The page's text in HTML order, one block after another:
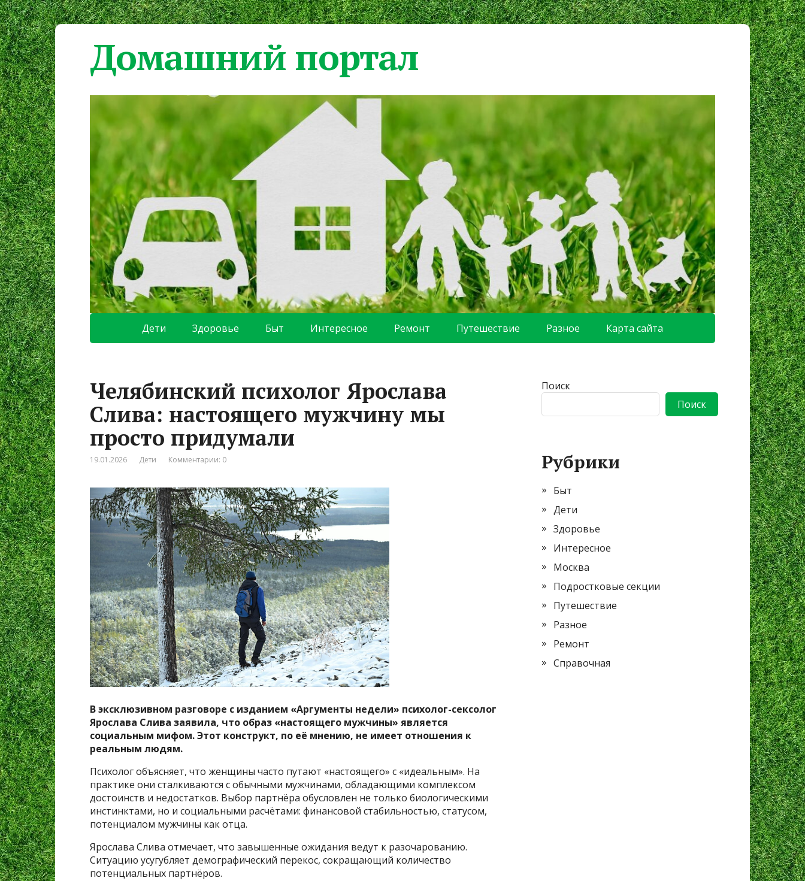
Домашний портал
Дети Здоровье Быт Интересное Ремонт Путешествие Разное Карта сайта
Челябинский психолог Ярослава
Слива: настоящего мужчину мы
просто придумали
19.01.2026 Дети Комментарии: 0
В эксклюзивном разговоре с изданием «Аргументы недели» психолог-сексолог
Ярослава Слива заявила, что образ «настоящего мужчины» является
социальным мифом. Этот конструкт, по её мнению, не имеет отношения к
реальным людям.
Психолог объясняет, что женщины часто путают «настоящего» с «идеальным». На
практике они сталкиваются с обычными мужчинами, обладающими комплексом
достоинств и недостатков. Выбор партнёра обусловлен не только биологическими
инстинктами, но и социальными расчётами: финансовой стабильностью, статусом,
потенциалом мужчины как отца.
Ярослава Слива отмечает, что завышенные ожидания ведут к разочарованию.
Ситуацию усугубляет демографический перекос, сокращающий количество
потенциальных партнёров.
Поиск
Поиск
Рубрики
Быт
Дети
Здоровье
Интересное
Москва
Подростковые секции
Путешествие
Разное
Ремонт
Справочная